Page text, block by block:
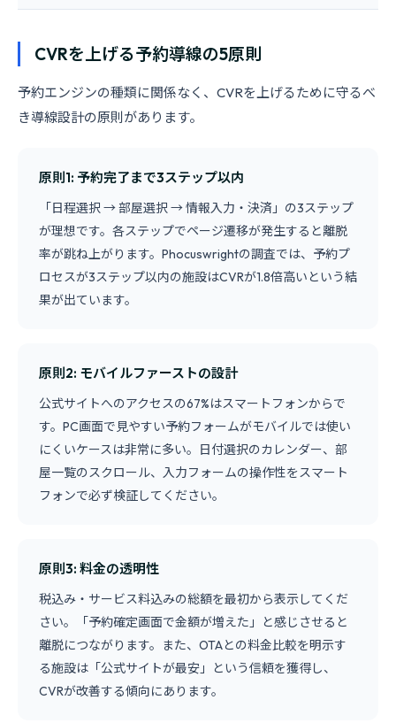
CVRを上げる予約導線の5原則
予約エンジンの種類に関係なく、CVRを上げるために守るべ
き導線設計の原則があります。
原則1: 予約完了まで3ステップ以内
「日程選択 → 部屋選択 → 情報入力・決済」の3ステップ
が理想です。各ステップでページ遷移が発生すると離脱
率が跳ね上がります。Phocuswrightの調査では、予約プ
ロセスが3ステップ以内の施設はCVRが1.8倍高いという結
果が出ています。
原則2: モバイルファーストの設計
公式サイトへのアクセスの67%はスマートフォンからで
す。PC画面で見やすい予約フォームがモバイルでは使い
にくいケースは非常に多い。日付選択のカレンダー、部
屋一覧のスクロール、入力フォームの操作性をスマート
フォンで必ず検証してください。
原則3: 料金の透明性
税込み・サービス料込みの総額を最初から表示してくだ
さい。「予約確定画面で金額が増えた」と感じさせると
離脱につながります。また、OTAとの料金比較を明示す
る施設は「公式サイトが最安」という信頼を獲得し、
CVRが改善する傾向にあります。